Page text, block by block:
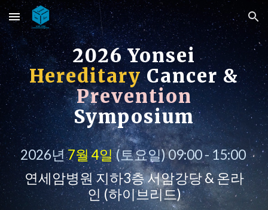
Skip to main content Skip to navigation
2026 Yonsei
HereditaryCancer &
Prevention
Symposium
2026년7월 4일(토요일) 09:00 - 15:00
연세암병원 지하3층 서암강당 & 온라
인 (하이브리드)